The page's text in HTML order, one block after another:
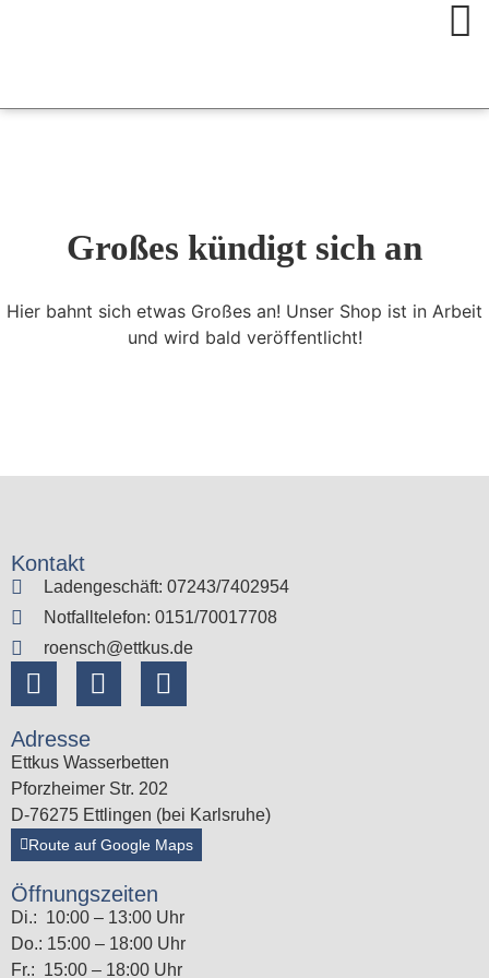
Großes kündigt sich an
Hier bahnt sich etwas Großes an! Unser Shop ist in Arbeit
und wird bald veröffentlicht!
Kontakt
Ladengeschäft: 07243/7402954
Notfalltelefon: 0151/70017708
roensch@ettkus.de
Adresse
Ettkus Wasserbetten
Pforzheimer Str. 202
D-76275 Ettlingen (bei Karlsruhe)
Route auf Google Maps
Öffnungszeiten
Di.: 10:00 – 13:00 Uhr
Do.: 15:00 – 18:00 Uhr
Fr.: 15:00 – 18:00 Uhr